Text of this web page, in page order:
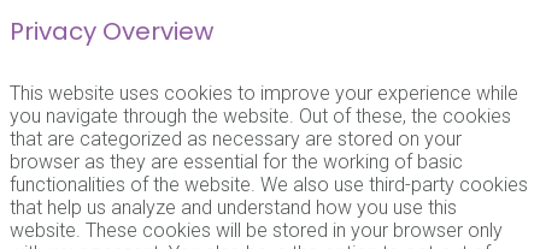
Privacy Overview
This website uses cookies to improve your experience while
you navigate through the website. Out of these, the cookies
that are categorized as necessary are stored on your
browser as they are essential for the working of basic
functionalities of the website. We also use third-party cookies
that help us analyze and understand how you use this
website. These cookies will be stored in your browser only